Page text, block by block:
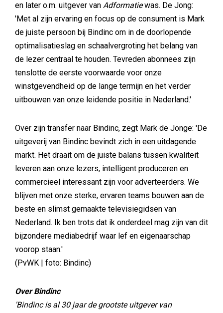
en later o.m. uitgever van Adformatiewas. De Jong:
'Met al zijn ervaring en focus op de consument is Mark
de juiste persoon bij Bindinc om in de doorlopende
optimalisatieslag en schaalvergroting het belang van
de lezer centraal te houden. Tevreden abonnees zijn
tenslotte de eerste voorwaarde voor onze
winstgevendheid op de lange termijn en het verder
uitbouwen van onze leidende positie in Nederland.'
Over zijn transfer naar Bindinc, zegt Mark de Jonge: 'De
uitgeverij van Bindinc bevindt zich in een uitdagende
markt. Het draait om de juiste balans tussen kwaliteit
leveren aan onze lezers, intelligent produceren en
commercieel interessant zijn voor adverteerders. We
blijven met onze sterke, ervaren teams bouwen aan de
beste en slimst gemaakte televisiegidsen van
Nederland. Ik ben trots dat ik onderdeel mag zijn van dit
bijzondere mediabedrijf waar lef en eigenaarschap
voorop staan.'
(PvWK | foto: Bindinc)
Over Bindinc
'Bindinc is al 30 jaar de grootste uitgever van